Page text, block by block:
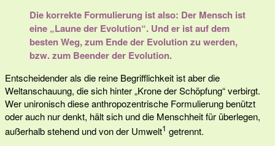
Die korrekte Formulierung ist also: Der Mensch ist
eine „Laune der Evolution“. Und er ist auf dem
besten Weg, zum Ende der Evolution zu werden,
bzw. zum Beender der Evolution.
Entscheidender als die reine Begrifflichkeit ist aber die
Weltanschauung, die sich hinter „Krone der Schöpfung“ verbirgt.
Wer unironisch diese anthropozentrische Formulierung benützt
oder auch nur denkt, hält sich und die Menschheit für überlegen,
außerhalb stehend und von der Umwelt1 getrennt.